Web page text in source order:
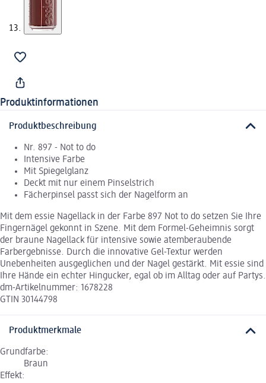
Produktinformationen
Produktbeschreibung
Nr. 897 - Not to do
Intensive Farbe
Mit Spiegelglanz
Deckt mit nur einem Pinselstrich
Fächerpinsel passt sich der Nagelform an
Mit dem essie Nagellack in der Farbe 897 Not to do setzen Sie Ihre
Fingernägel gekonnt in Szene. Mit dem Formel-Geheimnis sorgt
der braune Nagellack für intensive sowie atemberaubende
Farbergebnisse. Durch die innovative Gel-Textur werden
Unebenheiten ausgeglichen und der Nagel gestärkt. Mit essie sind
Ihre Hände ein echter Hingucker, egal ob im Alltag oder auf Partys.
dm-Artikelnummer: 1678228
GTIN 30144798
Produktmerkmale
Grundfarbe:
Braun
Effekt: